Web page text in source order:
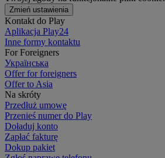
Zmień ustawienia
Kontakt do Play
Aplikacja Play24
Inne formy kontaktu
For Foreigners
Українська
Offer for foreigners
Offer to Asia
Na skróty
Przedłuż umowę
Przenieś numer do Play
Doładuj konto
Zapłać fakturę
Dokup pakiet